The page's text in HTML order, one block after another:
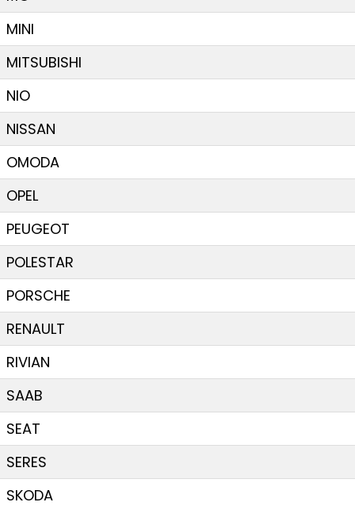
MINI
MITSUBISHI
NIO
NISSAN
OMODA
OPEL
PEUGEOT
POLESTAR
PORSCHE
RENAULT
RIVIAN
SAAB
SEAT
SERES
SKODA